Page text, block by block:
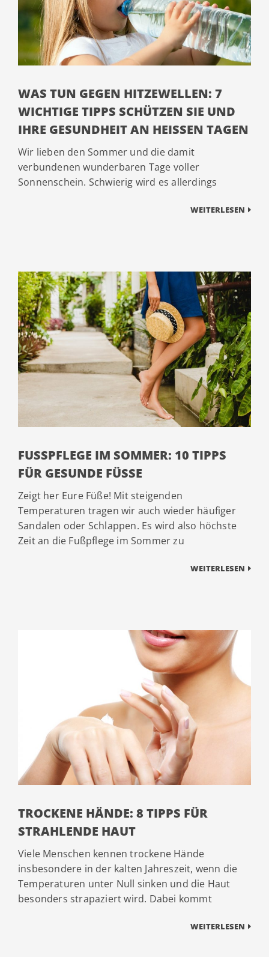
WAS TUN GEGEN HITZEWELLEN: 7
WICHTIGE TIPPS SCHÜTZEN SIE UND
IHRE GESUNDHEIT AN HEISSEN TAGEN
Wir lieben den Sommer und die damit
verbundenen wunderbaren Tage voller
Sonnenschein. Schwierig wird es allerdings
WEITERLESEN
FUSSPFLEGE IM SOMMER: 10 TIPPS F
ÜR GESUNDE FÜSSE
Zeigt her Eure Füße! Mit steigenden
Temperaturen tragen wir auch wieder häufiger
Sandalen oder Schlappen. Es wird also höchste
Zeit an die Fußpflege im Sommer zu
WEITERLESEN
TROCKENE HÄNDE: 8 TIPPS FÜR
STRAHLENDE HAUT
Viele Menschen kennen trockene Hände
insbesondere in der kalten Jahreszeit, wenn die
Temperaturen unter Null sinken und die Haut
besonders strapaziert wird. Dabei kommt
WEITERLESEN